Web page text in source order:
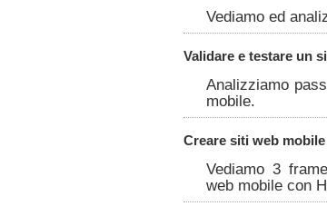
Vediamo ed
Validare e testare un
Analizziamo
mobile.
Creare siti web
Vediamo 3
web mobile con